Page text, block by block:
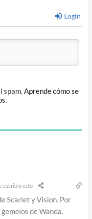
Login
spam.Aprende cómo se
escribió esto
Scarlet y Vision. Por
de Wanda.